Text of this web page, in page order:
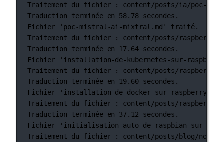
Traitement
du fichier :
content/posts/ia/poc-
Traduction
terminée en 58.78 secondes.
Fichier
'poc-mistral-ai-mixtral.md'
traité.
Traitement
du fichier :
content/posts/
Traduction
terminée en 17.64 secondes.
Fichier
'installation-de-kubernetes-sur-
Traitement
du fichier :
content/posts/
Traduction
terminée en 19.60 secondes.
Fichier
'installation-de-docker-sur-raspberry-
Traitement
du fichier :
content/posts/
Traduction
terminée en 37.12
secondes.
Fichier
'initialisation-auto-de-raspbian-sur-
Traitement
du fichier :
content/posts/blog/